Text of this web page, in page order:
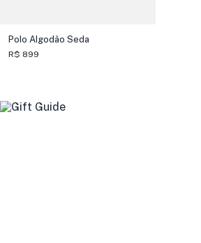
Polo Algodão Seda
R$ 899